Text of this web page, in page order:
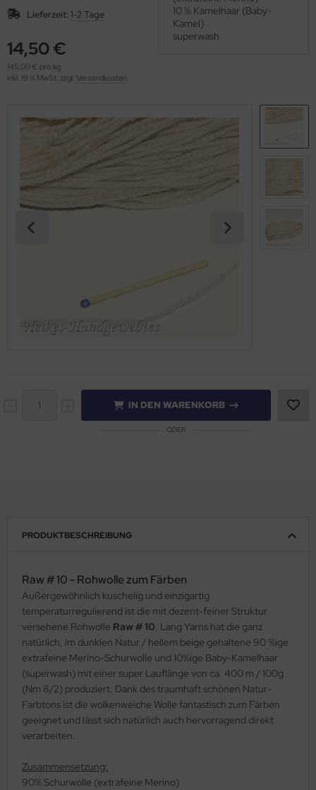
Lieferzeit: 1-2 Tage
14,50 €
145,00 € pro kg
inkl. 19 % MwSt. zzgl. Versandkosten
10 % Kamelhaar (Baby-
Kamel)
superwash
IN DEN WARENKORB
ODER
PRODUKTBESCHREIBUNG
Raw # 10 - Rohwolle zum Färben
Außergewöhnlich kuschelig und einzigartig
temperaturregulierend ist die mit dezent-feiner Struktur
versehene Rohwolle Raw # 10. Lang Yarns hat die ganz
natürlich, im dunklen Natur / hellem beige gehaltene 90 %ige
extrafeine Merino-Schurwolle und 10%ige Baby-Kamelhaar
(superwash) mit einer super Lauflänge von ca. 400 m / 100g
(Nm 8/2) produziert. Dank des traumhaft schönen Natur-
Farbtons ist die wolkenweiche Wolle fantastisch zum Färben
geeignet und lässt sich natürlich auch hervorragend direkt
verarbeiten.
Zusammensetzung:
90% Schurwolle (extrafeine Merino)
(276)